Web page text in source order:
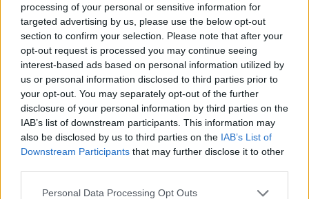
processing of your personal or sensitive information for
targeted advertising by us, please use the below opt-out
section to confirm your selection. Please note that after your
opt-out request is processed you may continue seeing
interest-based ads based on personal information utilized by
us or personal information disclosed to third parties prior to
your opt-out. You may separately opt-out of the further
disclosure of your personal information by third parties on the
IAB’s list of downstream participants. This information may
also be disclosed by us to third parties on the IAB’s List of
Downstream Participants that may further disclose it to other
Please note that this website/app uses one or more Google
Personal Data Processing Opt Outs
Aktuális
Az atomerőmű egyetlen hatása a környezetre, hogy a
Duna vizét némileg felmelegíti